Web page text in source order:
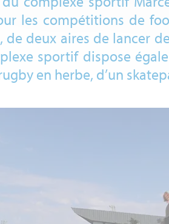
les compétitions de
deux aires de lancer
sportif dispose
en herbe, d’un